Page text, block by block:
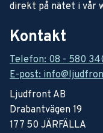
direkt på nätet i vår
Kontakt
Telefon: 08 - 580
E-post:
Ljudfront AB
Drabantvägen 19
177 50 JÄRFÄLLA